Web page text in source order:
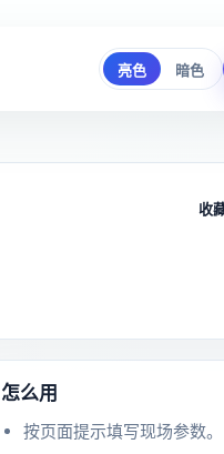
亮色 暗色
收
怎么用
按页面提示填写现场参数。